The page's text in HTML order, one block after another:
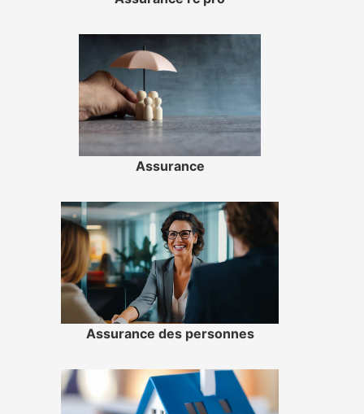
Assurance
Assurance des personnes